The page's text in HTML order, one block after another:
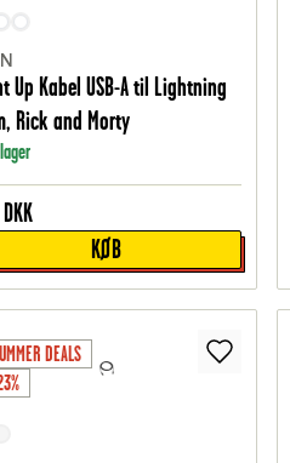
Up Kabel USB-A til Lightning
Rick and Morty
DKK
KØB
DEALS